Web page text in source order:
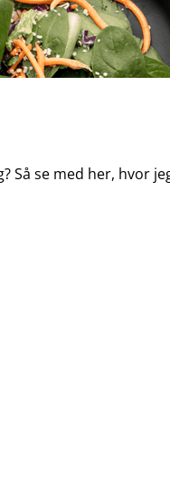
se med her, hvor